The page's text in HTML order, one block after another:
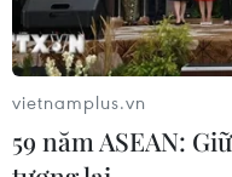
17 giờ ngày 7/8, mở
điều tiết hồ chứa
07/08/2026 07:28
vietnamplus.vn
59 năm ASEAN: